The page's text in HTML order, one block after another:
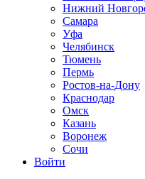
Нижний
Самара
Уфа
Челябинск
Тюмень
Пермь
Ростов-на-Дону
Краснодар
Омск
Казань
Воронеж
Сочи
Войти